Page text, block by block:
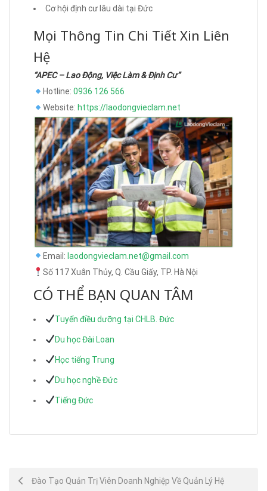
Cơ hội định cư lâu dài tại Đức
Mọi Thông Tin Chi Tiết Xin Liên
Hệ
“APEC – Lao Động, Việc Làm & Định Cư”
Hotline: 0936 126 566
Website: https://laodongvieclam.net
Email: laodongvieclam.net@gmail.com
Số 117 Xuân Thủy, Q. Cầu Giấy, TP. Hà Nội
CÓ THỂ BẠN QUAN TÂM
Tuyển điều dưỡng tại CHLB. Đức
Du học Đài Loan
Học tiếng Trung
Du học nghề Đức
Tiếng Đức
PostĐào Tạo Quản Trị Viên Doanh Nghiệp Về Quản Lý Hệ